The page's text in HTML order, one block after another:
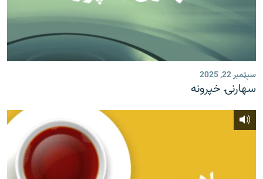
سپټمبر 22, 2025
سهارنۍ خپرونه